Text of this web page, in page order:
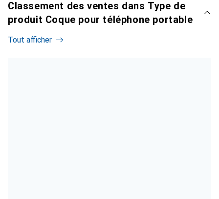
Classement des ventes dans Type de
produit Coque pour téléphone portable
Tout afficher